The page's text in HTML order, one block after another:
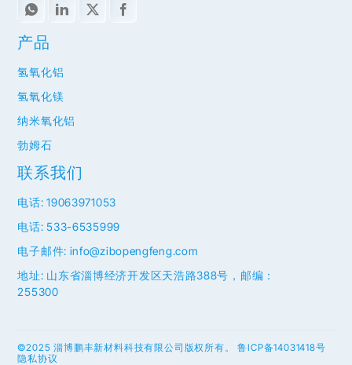
联系我们
电话: 19063971053
电话: 533-6535999
电子邮件: info@zibopengfeng.com
地址: 山东省淄博经济开发区天浩路388号，邮编：
255300
产品
氢氧化铝
氢氧化镁
纳米氧化铝
勃姆石
©2025 淄博鹏丰新材料科技有限公司版权所有。鲁ICP备14031418号
隐私协议